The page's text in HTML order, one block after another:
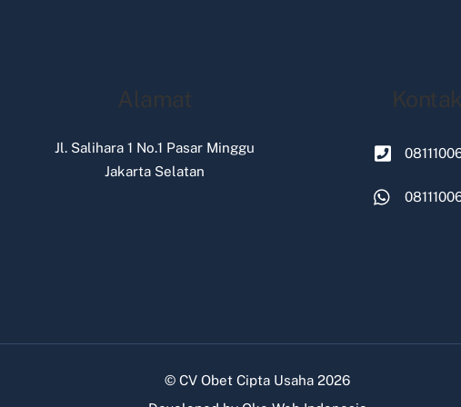
Alamat
Jl. Salihara 1 No.1 Pasar Minggu
Jakarta Selatan
Kontak
© CV Obet Cipta Usaha 2026